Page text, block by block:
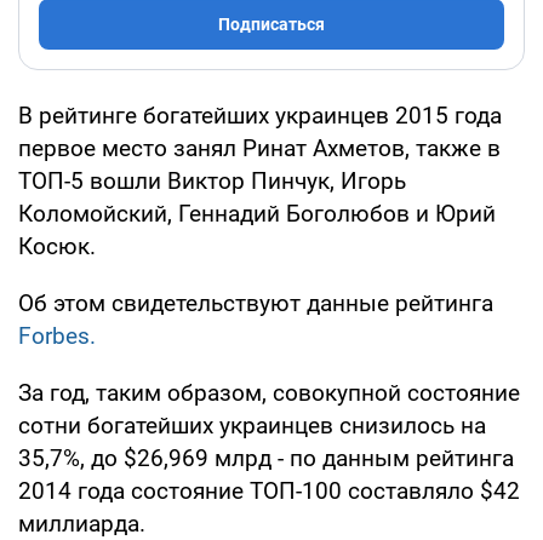
Подписаться
В рейтинге богатейших украинцев 2015 года
первое место занял Ринат Ахметов, также в
ТОП-5 вошли Виктор Пинчук, Игорь
Коломойский, Геннадий Боголюбов и Юрий
Косюк.
Об этом свидетельствуют данные рейтинга
Forbes.
За год, таким образом, совокупной состояние
сотни богатейших украинцев снизилось на
35,7%, до $26,969 млрд - по данным рейтинга
2014 года состояние ТОП-100 составляло $42
миллиарда.